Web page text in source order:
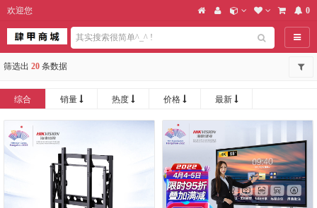
欢迎您 0
导航
筛选出 20 条数据
综合 销量 热度 价格 最新